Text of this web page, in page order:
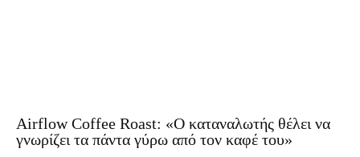
Airflow Coffee Roast: «Ο καταναλωτής θέλει να
γνωρίζει τα πάντα γύρω από τον καφέ του»